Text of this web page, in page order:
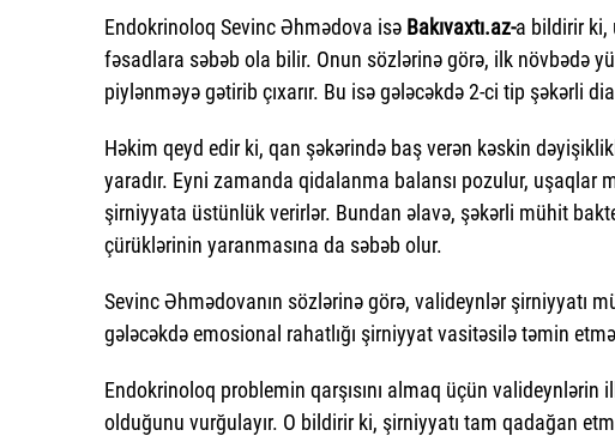
Endokrinoloq Sevinc Əhmədova isə Bakıvaxtı.az-a bildirir ki,
fəsadlara səbəb ola bilir. Onun sözlərinə görə, ilk növbədə
piylənməyə gətirib çıxarır. Bu isə gələcəkdə 2-ci tip şəkərli
Həkim qeyd edir ki, qan şəkərində baş verən kəskin
yaradır. Eyni zamanda qidalanma balansı pozulur, uşaqlar
şirniyyata üstünlük verirlər. Bundan əlavə, şəkərli mühit
çürüklərinin yaranmasına da səbəb olur.
Sevinc Əhmədovanın sözlərinə görə, valideynlər şirniyyatı
gələcəkdə emosional rahatlığı şirniyyat vasitəsilə təmin
Endokrinoloq problemin qarşısını almaq üçün
olduğunu vurğulayır. O bildirir ki, şirniyyatı tam qadağan